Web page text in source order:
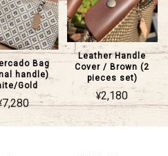
Bag
handle)
Gold
¥7,280
Leather Handle
Cover / Brown (2
pieces set)
¥2,180